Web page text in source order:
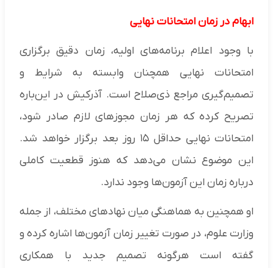
ابهام در زمان امتحانات نهایی
با وجود اعلام برنامه‌های اولیه، زمان دقیق برگزاری
امتحانات نهایی همچنان وابسته به شرایط و
تصمیم‌گیری مراجع ذی‌صلاح است. آذرکیش در این‌باره
تصریح کرده که هر زمان مجوزهای لازم صادر شود،
امتحانات نهایی حداقل ۱۵ روز بعد برگزار خواهد شد.
این موضوع نشان می‌دهد که هنوز قطعیت کاملی
درباره زمان این آزمون‌ها وجود ندارد.
او همچنین به هماهنگی میان نهادهای مختلف، از جمله
وزارت علوم، در صورت تغییر زمان آزمون‌ها اشاره کرده و
گفته است هرگونه تصمیم جدید با همکاری